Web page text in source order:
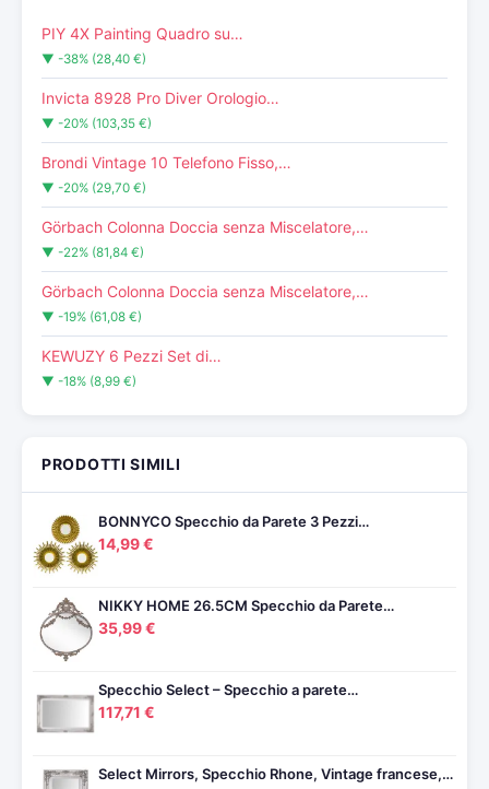
PIY 4X Painting Quadro su…
▼ -38% (28,40 €)
Invicta 8928 Pro Diver Orologio…
▼ -20% (103,35 €)
Brondi Vintage 10 Telefono Fisso,…
▼ -20% (29,70 €)
Görbach Colonna Doccia senza Miscelatore,…
▼ -22% (81,84 €)
Görbach Colonna Doccia senza Miscelatore,…
▼ -19% (61,08 €)
KEWUZY 6 Pezzi Set di…
▼ -18% (8,99 €)
PRODOTTI SIMILI
BONNYCO Specchio da Parete 3 Pezzi…
14,99 €
NIKKY HOME 26.5CM Specchio da Parete…
35,99 €
Specchio Select – Specchio a parete…
117,71 €
Select Mirrors, Specchio Rhone, Vintage francese,…